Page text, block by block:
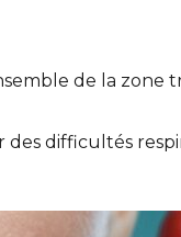
de la zone
difficultés